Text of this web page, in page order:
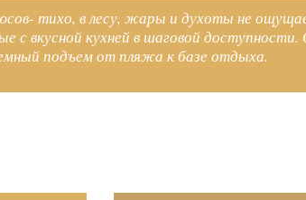
тихо, в лесу, жары и духоты не
с вкусной кухней в шаговой
подъем от пляжа к базе отдыха.